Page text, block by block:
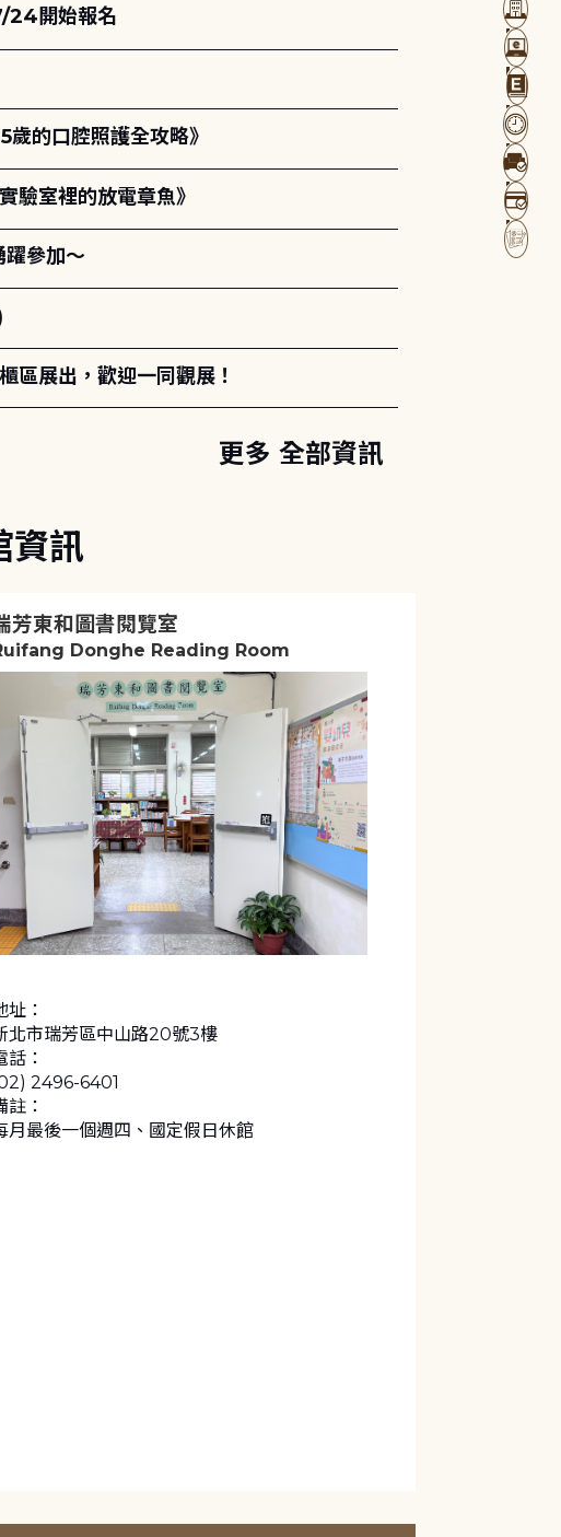
24開始報名
的口腔照護全攻略》
驗室裡的放電章魚》
躍參加～
區展出，歡迎一同觀展！
更多 全部資訊
資訊
芳東和圖書閱覽室
Donghe Reading Room
址：
北市瑞芳區中山路20號3樓
話：
2496-6401
註：
月最後一個週四、國定假日休館